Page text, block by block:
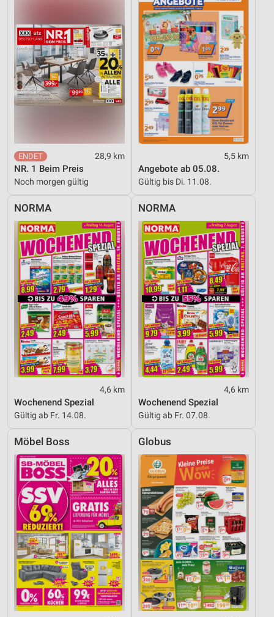
28,9 km
NR. 1 Beim Preis
Noch morgen gültig
5,5 km
Angebote ab 05.08.
Gültig bis Di. 11.08.
NORMA
4,6 km
Wochenend Spezial
Gültig ab Fr. 14.08.
NORMA
4,6 km
Wochenend Spezial
Gültig ab Fr. 07.08.
Möbel Boss Globus